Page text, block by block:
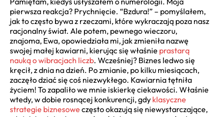
pierwsza reakcja? Prychnięcie. “Bzdura!” – pomyślałem,
jak to często bywa z rzeczami, które wykraczają poza nasz
racjonalny świat. Ale potem, pewnego wieczoru,
znajoma, Ewa, opowiedziała mi, jak zmieniła nazwę
swojej małej kawiarni, kierując się właśnie prastarą
nauką o wibracjach liczb. Wcześniej? Biznes ledwo się
kręcił, z dnia na dzień. Po zmianie, po kilku miesiącach,
zaczęło dziać się coś niezwykłego. Kawiarnia tętniła
życiem! To zapaliło we mnie iskierkę ciekawości. Właśnie
wtedy, w dobie rosnącej konkurencji, gdy klasyczne
strategie biznesowe często okazują się niewystarczające,